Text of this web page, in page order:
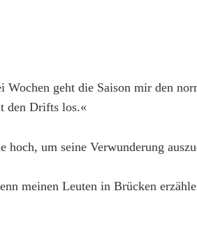
geht die Saison mir den
den Drifts los.«
hoch, um seine Verwunderung
meinen Leuten in Brücken